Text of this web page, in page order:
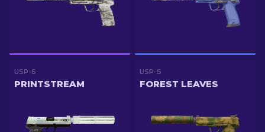
USP-S
PRINTSTREAM
USP-S
FOREST LEAVES